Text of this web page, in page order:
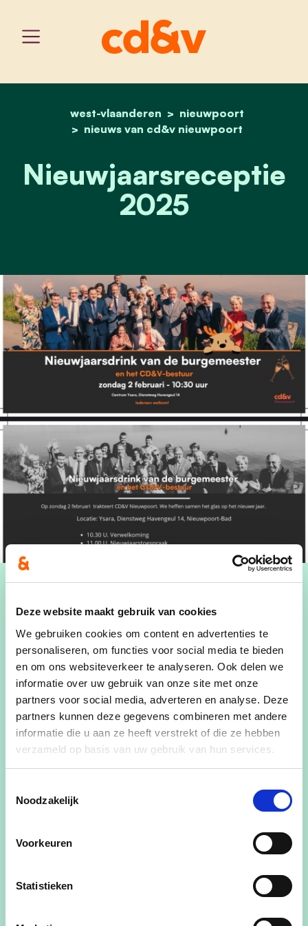
Deze website maakt gebruik van cookies
We gebruiken cookies om content en advertenties te
personaliseren, om functies voor social media te bieden
en om ons websiteverkeer te analyseren. Ook delen we
informatie over uw gebruik van onze site met onze
partners voor social media, adverteren en analyse. Deze
partners kunnen deze gegevens combineren met andere
informatie die u aan ze heeft verstrekt of die ze hebben
verzameld op basis van uw gebruik van hun services.
Noodzakelijk
Voorkeuren
Statistieken
home
west-vlaanderen
nieuwpoort
nieuws van cd&v nieuwpoort
nieuwjaarsreceptie 2025
Nieuwjaarsreceptie
2025
Publicatiedatum
09/01/25
Deel dit artikel
Lees voor
Nieuwpoort nodigen alle bewoners, bezoekers en
Nieuwjaarsreceptie.
centrum Ysara vanaf 10.30u.